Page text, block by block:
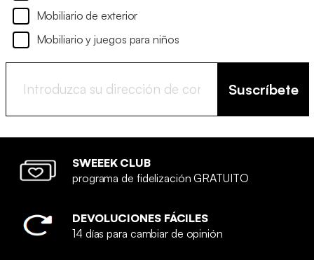
Mobiliario de exterior
Mobiliario y juegos para niños
Suscríbete
SWEEEK CLUB
programa de fidelización GRATUITO
DEVOLUCIONES FÁCILES
14 días para cambiar de opinión